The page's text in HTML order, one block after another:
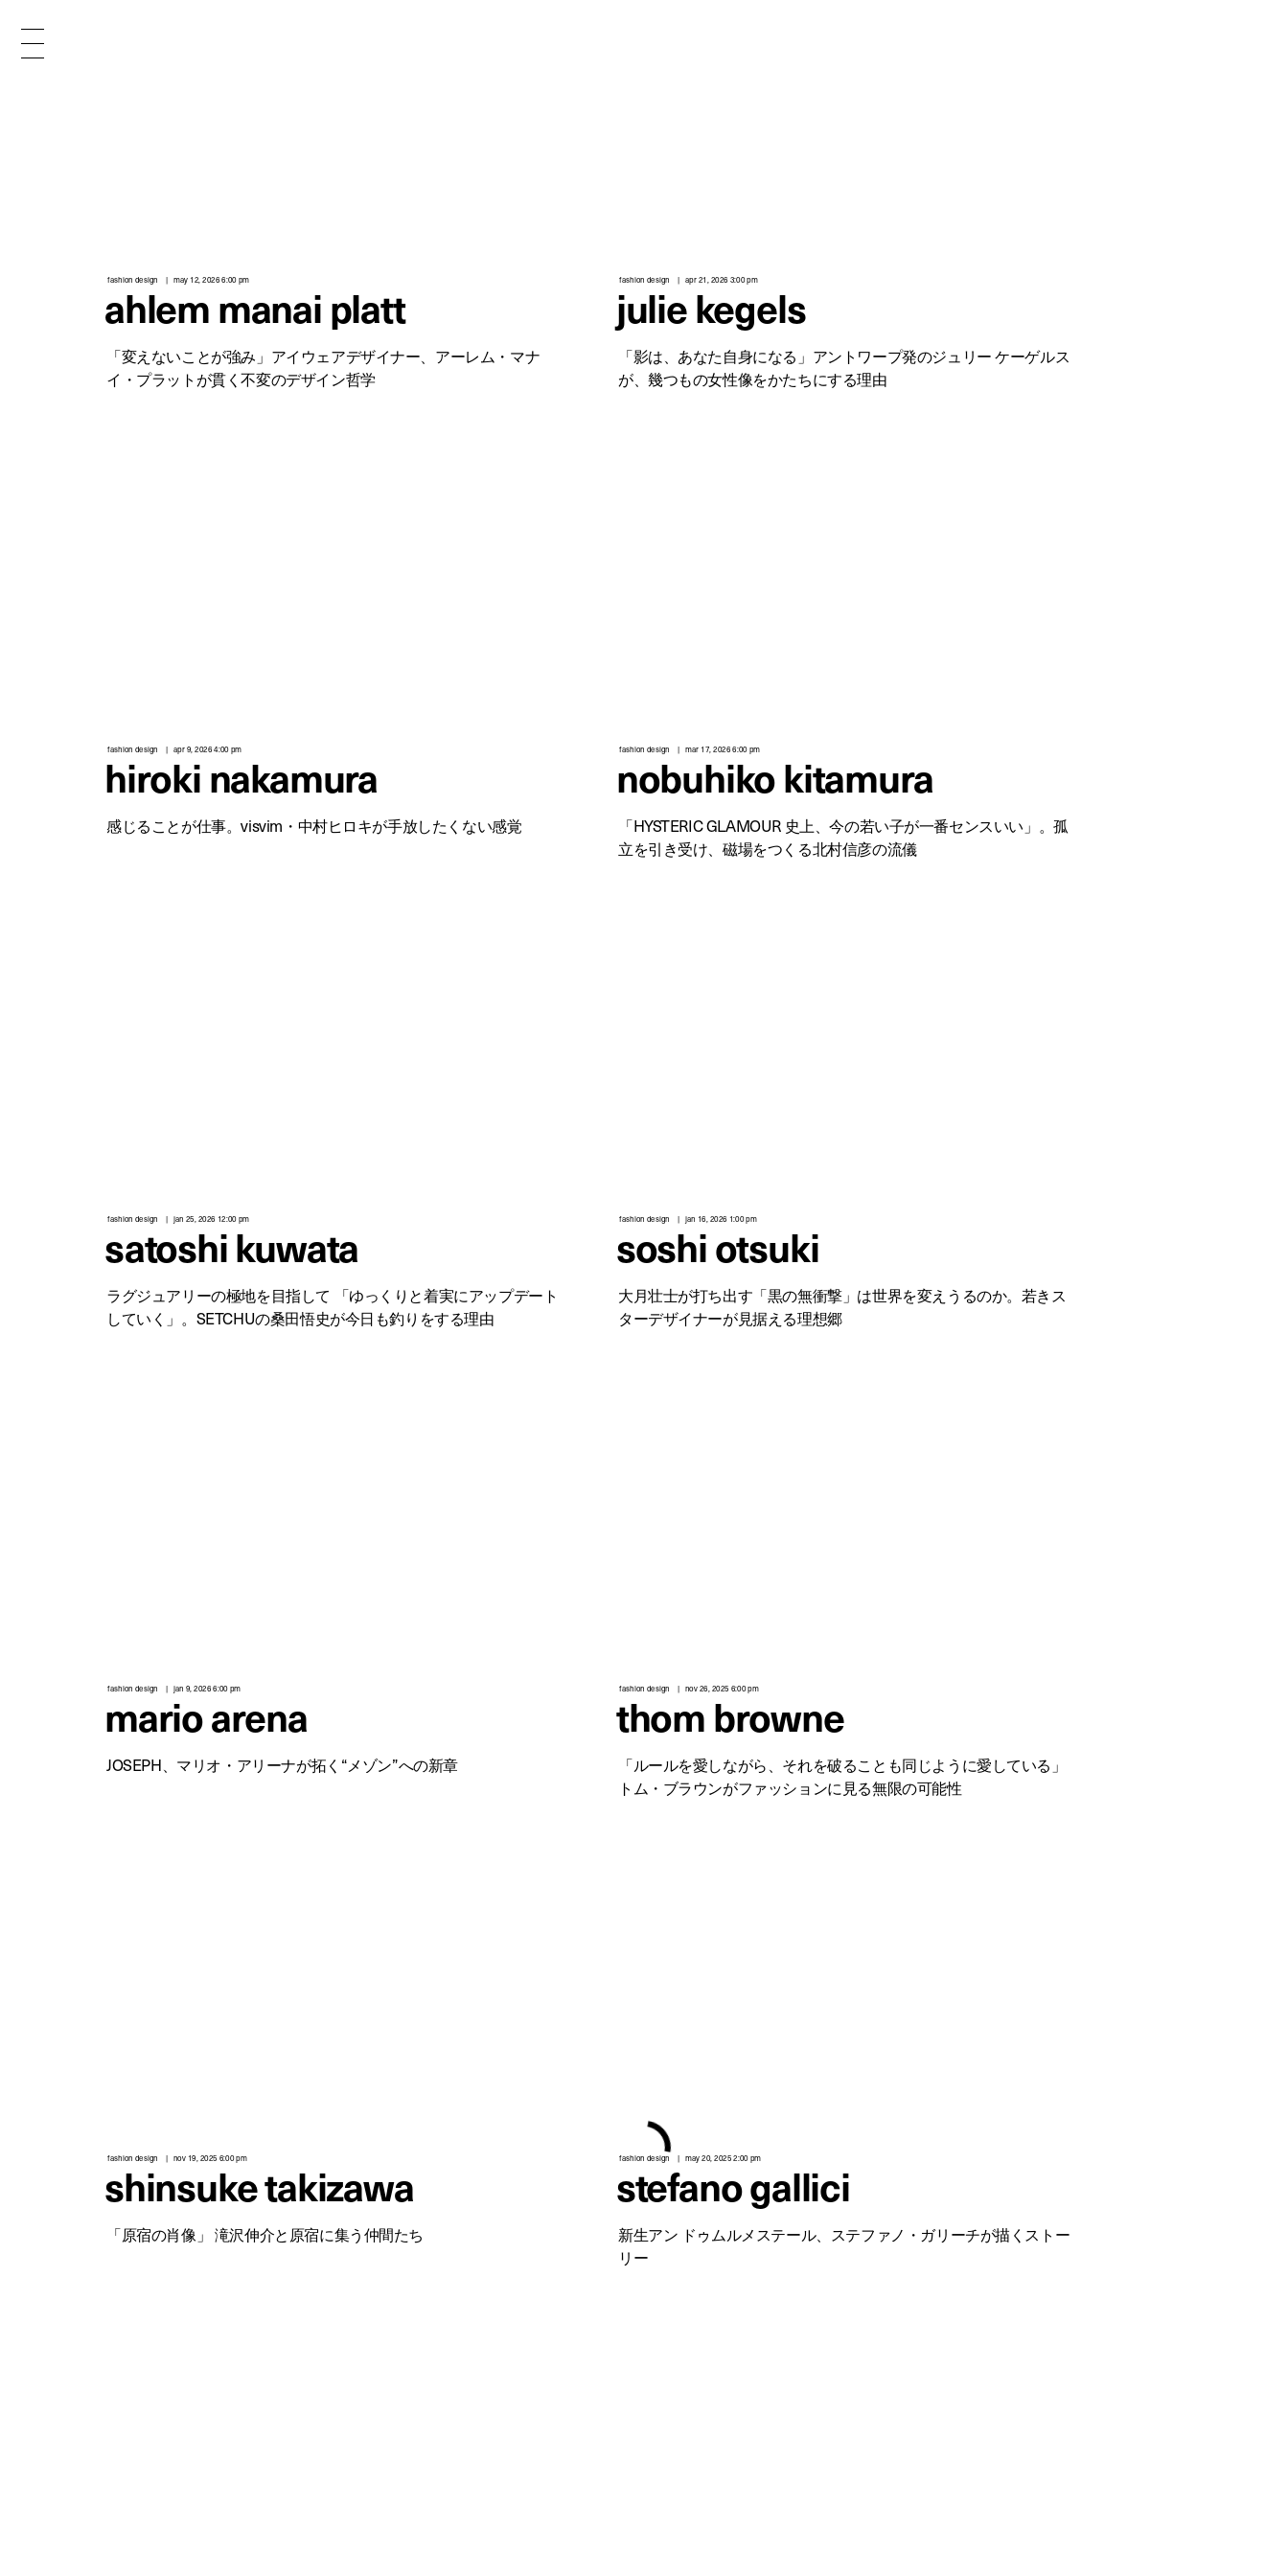
p
t
s
fashion design may 12, 2026 6:00 pm
ahlem manai platt
「変えないことが強み」アイウェアデザイナー、アーレム・マナ
イ・プラットが貫く不変のデザイン哲学
fashion design apr 21, 2026 3:00 pm
julie kegels
「影は、あなた自身になる」アントワープ発のジュリー ケーゲルス
が、幾つもの女性像をかたちにする理由
fashion design apr 9, 2026 4:00 pm
hiroki nakamura
感じることが仕事。visvim・中村ヒロキが手放したくない感覚
fashion design mar 17, 2026 6:00 pm
nobuhiko kitamura
「HYSTERIC GLAMOUR 史上、今の若い子が一番センスいい」。孤
立を引き受け、磁場をつくる北村信彦の流儀
fashion design jan 25, 2026 12:00 pm
satoshi kuwata
ラグジュアリーの極地を目指して 「ゆっくりと着実にアップデート
していく」。SETCHUの桑田悟史が今日も釣りをする理由
fashion design jan 16, 2026 1:00 pm
soshi otsuki
大月壮士が打ち出す「黒の無衝撃」は世界を変えうるのか。若きス
ターデザイナーが見据える理想郷
fashion design jan 9, 2026 6:00 pm
mario arena
JOSEPH、マリオ・アリーナが拓く“メゾン”への新章
fashion design nov 26, 2025 6:00 pm
thom browne
「ルールを愛しながら、それを破ることも同じように愛している」
トム・ブラウンがファッションに見る無限の可能性
fashion design nov 19, 2025 6:00 pm
shinsuke takizawa
「原宿の肖像」 滝沢伸介と原宿に集う仲間たち
fashion design may 20, 2025 2:00 pm
stefano gallici
新生アン ドゥムルメステール、ステファノ・ガリーチが描くストー
リー